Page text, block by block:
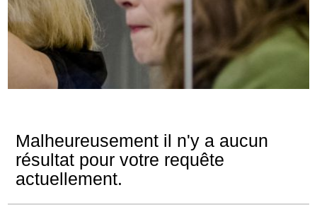
Malheureusement il n'y a aucun
résultat pour votre requête
actuellement.